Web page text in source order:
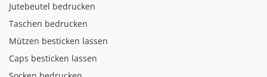
Jutebeutel bedrucken
Taschen bedrucken
Mützen besticken lassen
Caps besticken lassen